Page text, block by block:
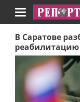
Навигация
В Саратове